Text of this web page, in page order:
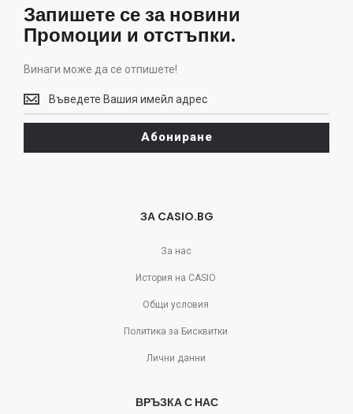
Запишете се за новини
Промоции и отстъпки.
Винаги може да се отпишете!
Винаги
може
да
отпишете!
Абониране
ЗА CASIO.BG
За нас
История на CASIO
Общи условия
Политика за Бисквитки
Лични данни
ВРЪЗКА С НАС